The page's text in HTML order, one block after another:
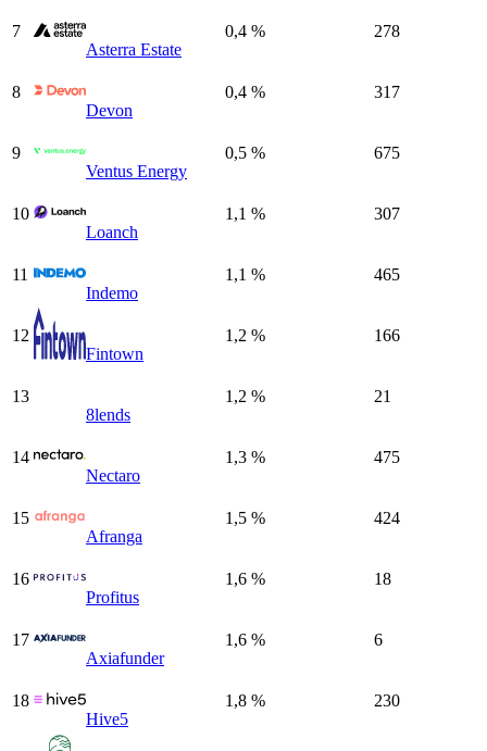
7
Asterra Estate
0,4 % 278
8
Devon
0,4 % 317
9
Ventus Energy
0,5 % 675
10
Loanch
1,1 % 307
11
Indemo
1,1 % 465
12
Fintown
1,2 % 166
13
8lends
1,2 % 21
14
Nectaro
1,3 % 475
15
Afranga
1,5 % 424
16
Profitus
1,6 % 18
17
Axiafunder
1,6 % 6
18
Hive5
1,8 % 230